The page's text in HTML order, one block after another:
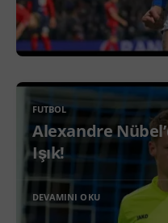
FUTBOL
Alexandre
Işık!
DEVAMINI OKU